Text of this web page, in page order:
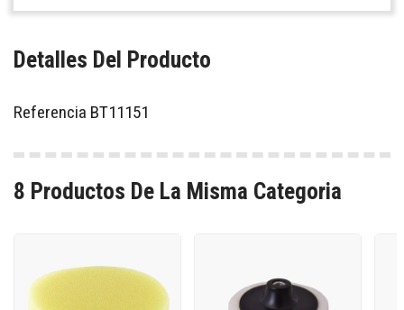
Detalles Del Producto
Referencia BT11151
8 Productos De La Misma Categoria